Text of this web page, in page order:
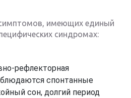
имеющих единый
синдромах:
рефлекторная
спонтанные
сон, долгий период